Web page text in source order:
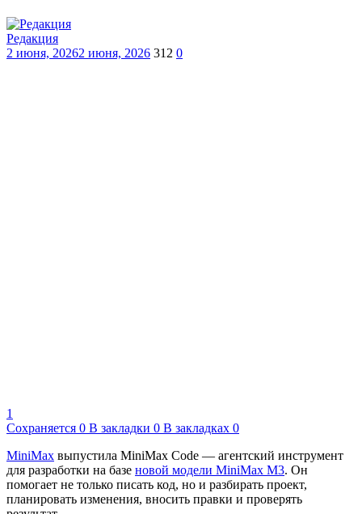
Редакция
2 июня, 20262 июня, 2026 312 0
1
Сохраняется 0 В закладки 0 В закладках 0
MiniMax выпустила MiniMax Code — агентский инструмент
для разработки на базе новой модели MiniMax M3. Он
помогает не только писать код, но и разбирать проект,
планировать изменения, вносить правки и проверять